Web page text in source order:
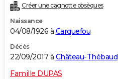
Créer une cagnotte obsèques
Naissance
04/08/1926 à Carquefou
Décès
22/09/2017 à Château-Thébaud
Famille DUPAS